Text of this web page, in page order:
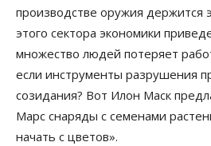
производстве оружия держится
этого сектора экономики
множество людей потеряет
если инструменты разрушения
созидания? Вот Илон Маск
Марс снаряды с семенами
начать с цветов».